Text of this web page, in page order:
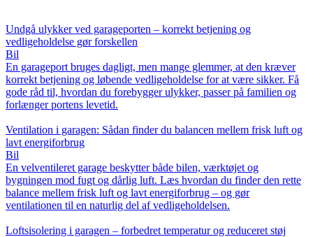
Undgå ulykker ved garageporten – korrekt betjening og
vedligeholdelse gør forskellen
Bil
En garageport bruges dagligt, men mange glemmer, at den kræver
korrekt betjening og løbende vedligeholdelse for at være sikker. Få
gode råd til, hvordan du forebygger ulykker, passer på familien og
forlænger portens levetid.
Ventilation i garagen: Sådan finder du balancen mellem frisk luft og
lavt energiforbrug
Bil
En velventileret garage beskytter både bilen, værktøjet og
bygningen mod fugt og dårlig luft. Læs hvordan du finder den rette
balance mellem frisk luft og lavt energiforbrug – og gør
ventilationen til en naturlig del af vedligeholdelsen.
Loftsisolering i garagen – forbedret temperatur og reduceret støj